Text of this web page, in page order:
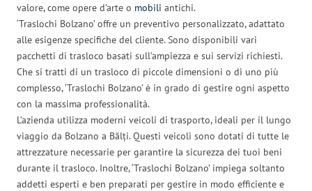
valore, come opere d’arte o mobili antichi.
‘Traslochi Bolzano’ offre un preventivo personalizzato, adattato
alle esigenze specifiche del cliente. Sono disponibili vari
pacchetti di trasloco basati sull’ampiezza e sui servizi richiesti.
Che si tratti di un trasloco di piccole dimensioni o di uno più
complesso, ‘Traslochi Bolzano’ è in grado di gestire ogni aspetto
con la massima professionalità.
L’azienda utilizza moderni veicoli di trasporto, ideali per il lungo
viaggio da Bolzano a Bălți. Questi veicoli sono dotati di tutte le
attrezzature necessarie per garantire la sicurezza dei tuoi beni
durante il trasloco. Inoltre, ‘Traslochi Bolzano’ impiega soltanto
addetti esperti e ben preparati per gestire in modo efficiente e